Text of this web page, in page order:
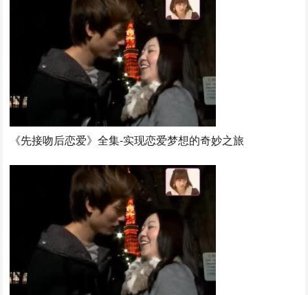
《先接吻后恋爱》全集-实现恋爱梦想的奇妙之旅